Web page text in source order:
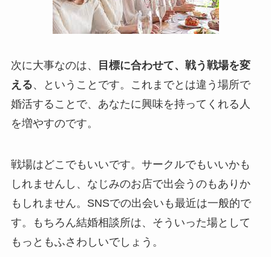
次に大事なのは、
目標に合わせて、戦う戦場を変
える、ということです。これまでとは違う場所で
婚活することで、あなたに興味を持ってくれる人
を増やすのです。
戦場はどこでもいいです。サークルでもいいかも
しれませんし、なじみのお店で出会うのもありか
もしれません。SNSでの出会いも最近は一般的で
す。もちろん結婚相談所は、そういった場として
もっともふさわしいでしょう。